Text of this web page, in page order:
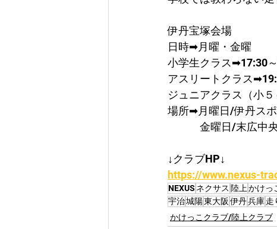
伊丹宝塚会場
日時➡月曜・金曜
小学生クラス➡17:30
アスリートクラス
ジュニアクラス（小
場所➡月曜日/伊丹ス
金曜日/末広中央
↓クラブHP↓
https://www.nexus-
NEXUS ネクサス 陸上かけっ
宇治城陽東大阪 伊丹兵庫走
かけっこクラブ/陸上クラブ